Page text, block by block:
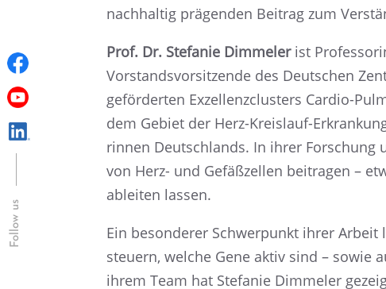
nachhal­tig prägen­den Beitrag zum
Prof. Dr. Stefa­nie Dimme­lerist
Vorstands­vor­sit­zende des Deutschen
geför­der­ten Exzel­lenz­clus­ters Cardio-
dem Gebiet der Herz-Kreis­lauf-
rin­nen Deutsch­lands. In ihrer
von Herz- und Gefäß­zel­len beitra­gen –
ablei­ten lassen.
Ein beson­de­rer Schwer­punkt ihrer Arbeit
steuern, welche Gene aktiv sind – sowie
ihrem Team hat Stefa­nie Dimme­ler
Follow us